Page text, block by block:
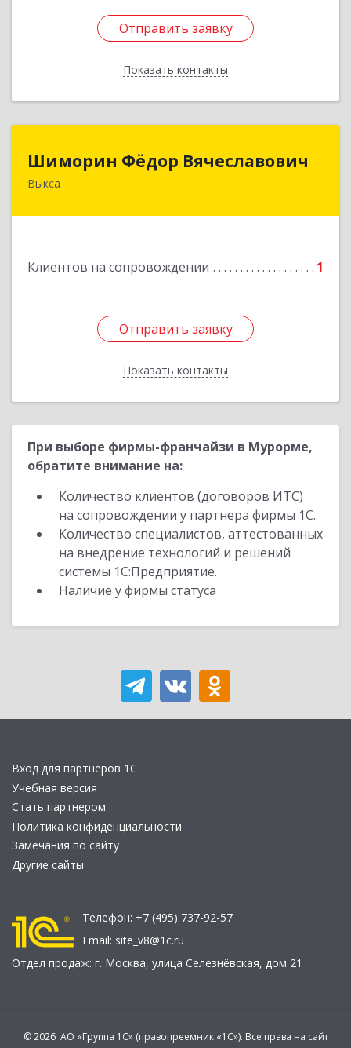
Отправить заявку
Показать контакты
Отправить заявку
Назад
Шиморин Фёдор Вячеславович
Выкса
Клиентов на сопровождении 1
Отправить заявку
Показать контакты
Шиморин Фёдор Вячеславович
Отправить заявку
Назад
При выборе фирмы-франчайзи в Мурорме,
обратите внимание на:
Количество клиентов (договоров ИТС)
на сопровождении у партнера фирмы 1С.
Количество специалистов, аттестованных
на внедрение технологий и решений
системы 1С:Предприятие.
Наличие у фирмы статуса
Вход для партнеров 1С
Учебная версия
Стать партнером
Политика конфиденциальности
Замечания по сайту
Другие сайты
Телефон: +7 (495) 737-92-57
Email: site_v8@1c.ru
Отдел продаж: г. Москва, улица Селезнёвская, дом 21
© 2026 АО «Группа 1С» (правопреемник «1С»). Все права на сайт